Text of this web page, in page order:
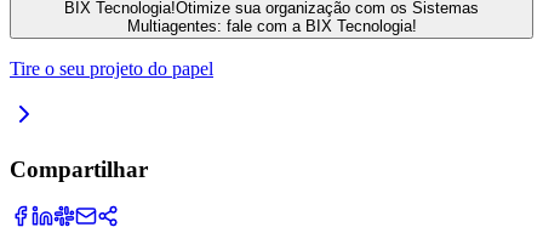
BIX Tecnologia!Otimize sua organização com os Sistemas
Multiagentes: fale com a BIX Tecnologia!
Tire o seu projeto do papel
Compartilhar